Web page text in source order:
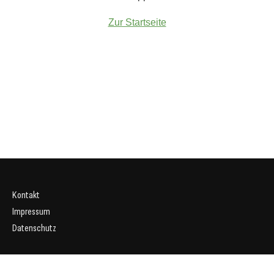
Zur Startseite
Kontakt
Impressum
Datenschutz